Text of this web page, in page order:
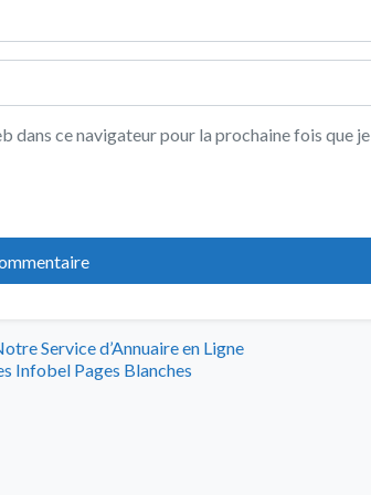
dans ce navigateur pour la prochaine fois que je
Service d’Annuaire en Ligne
Infobel Pages Blanches